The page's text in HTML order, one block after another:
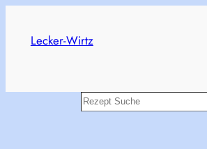
content
Lecker-Wirtz